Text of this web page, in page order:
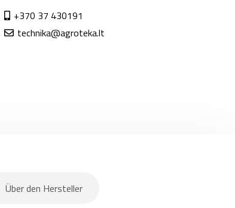
+370 37 430191
technika@agroteka.lt
Über den Hersteller